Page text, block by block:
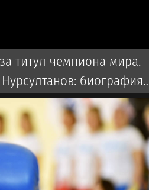
титул чемпиона мира.
биография,